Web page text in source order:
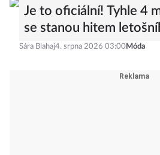
Je to oficiální! Tyhle 4
se stanou hitem
Sára Blahaj4. srpna 2026 03:00 Móda